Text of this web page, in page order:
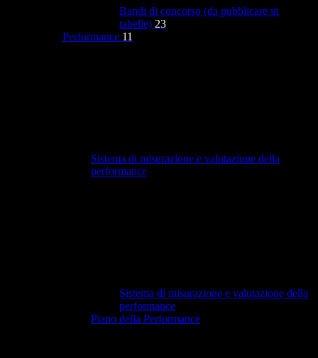
Bandi di concorso (da pubblicare in
tabelle) 23
Performance 11
Sistema di misurazione e valutazione della
performance
Sistema di misurazione e valutazione della
performance
Piano della Performance